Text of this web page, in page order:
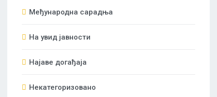
Међународна сарадња
На увид јавности
Најаве догађаја
Некатегоризовано